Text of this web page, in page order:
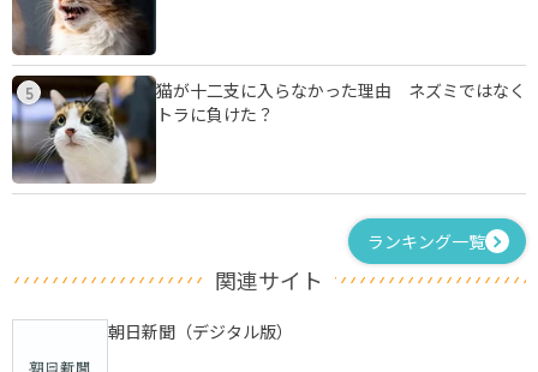
5
猫が十二支に入らなかった理由 ネズミではなく
トラに負けた？
ランキング一覧
関連サイト
朝日新聞（デジタル版）